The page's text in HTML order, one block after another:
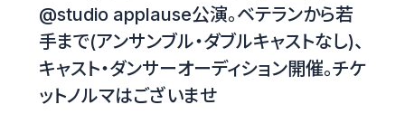
@studio applause公演。ベテランから若
手まで(アンサンブル・ダブルキャストなし)、
キャスト・ダンサーオーディション開催。チケ
ットノルマはございませ